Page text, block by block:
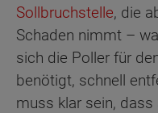
Sollbruchstelle, die
Schaden nimmt –
sich die Poller für
benötigt, schnell
muss klar sein,